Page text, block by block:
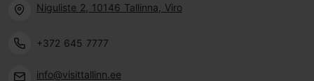
Niguliste 2, 10146 Tallinna, Viro
+372 645 7777
info@visittallinn.ee